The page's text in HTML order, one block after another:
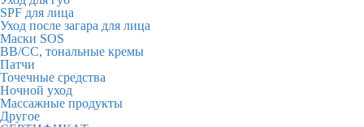
SPF для лица
Уход после загара для лица
Маски SOS
BB/CC, тональные кремы
Патчи
Точечные средства
Ночной уход
Массажные продукты
Другое